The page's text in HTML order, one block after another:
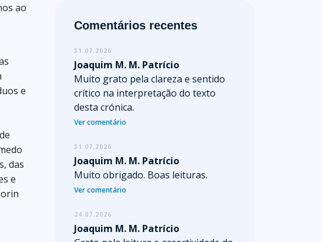
ao
e
das
e
Comentários recentes
31.07.2026
Joaquim M. M. Patrício
Muito grato pela clareza e sentido
crítico na interpretação do texto
desta crónica.
Ver comentário
31.07.2026
Joaquim M. M. Patrício
Muito obrigado. Boas leituras.
Ver comentário
24.07.2026
Joaquim M. M. Patrício